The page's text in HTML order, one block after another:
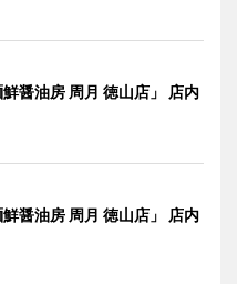
醤油房 周月 徳山店」 店内
醤油房 周月 徳山店」 店内